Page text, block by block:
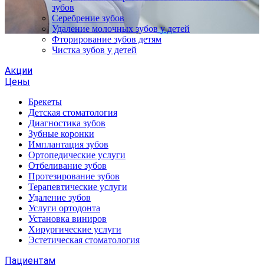
зубов
Серебрение зубов
Удаление молочных зубов у детей
Фторирование зубов детям
Чистка зубов у детей
Акции
Цены
Брекеты
Детская стоматология
Диагностика зубов
Зубные коронки
Имплантация зубов
Ортопедические услуги
Отбеливание зубов
Протезирование зубов
Терапевтические услуги
Удаление зубов
Услуги ортодонта
Установка виниров
Хирургические услуги
Эстетическая стоматология
Пациентам